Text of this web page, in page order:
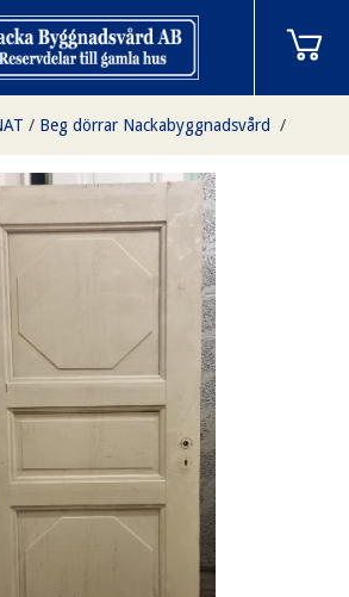
/ Beg dörrar Nackabyggnadsvård /
spegel) / Enkeldörr 3 speglar